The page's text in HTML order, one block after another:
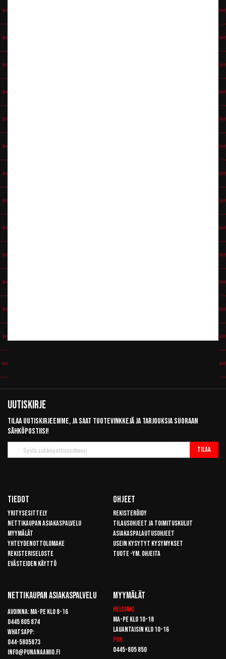
Uutiskirje
Tilaa uutiskirjeemme, ja saat tuotevinkkejä ja tarjouksia suoraan
sähköpostiisi!
uutiskirje
Tilaa
Tiedot
Yritysesittely
Nettikaupan asiakaspalvelu
Myymälät
Yhteydenottolomake
Rekisteriseloste
Evästeiden käyttö
Ohjeet
Rekisteröidy
Tilausohjeet ja toimituskulut
Asiakaspalautusohjeet
Usein kysytyt kysymykset
Tuote -ym. ohjeita
Nettikaupan Asiakaspalvelu
Avoinna: Ma-pe klo 8-16
0445 805 874
Whatsapp:
044-5805873
info@punanaamio.fi
Myymälät
Helsinki
Ma-pe klo 10-18
Lauantaisin klo 10-16
Puh:
0445-805 850